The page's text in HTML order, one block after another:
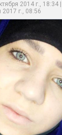
2014 г., 18:34
г., 08:56